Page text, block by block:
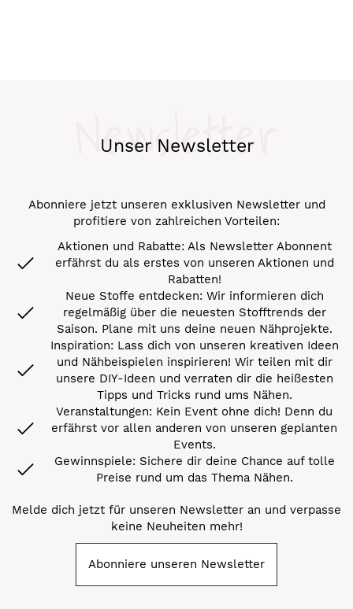
Unser Newsletter
Newsletter
Abonniere jetzt unseren exklusiven Newsletter und
profitiere von zahlreichen Vorteilen:
Aktionen und Rabatte: Als Newsletter Abonnent
erfährst du als erstes von unseren Aktionen und
Rabatten!
Neue Stoffe entdecken: Wir informieren dich
regelmäßig über die neuesten Stofftrends der
Saison. Plane mit uns deine neuen Nähprojekte.
Inspiration: Lass dich von unseren kreativen Ideen
und Nähbeispielen inspirieren! Wir teilen mit dir
unsere DIY-Ideen und verraten dir die heißesten
Tipps und Tricks rund ums Nähen.
Veranstaltungen: Kein Event ohne dich! Denn du
erfährst vor allen anderen von unseren geplanten
Events.
Gewinnspiele: Sichere dir deine Chance auf tolle
Preise rund um das Thema Nähen.
Melde dich jetzt für unseren Newsletter an und verpasse
keine Neuheiten mehr!
Abonniere unseren Newsletter